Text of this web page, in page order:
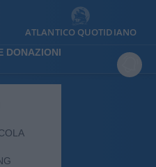
ATLANTICO QUOTIDIANO
DONAZIONI